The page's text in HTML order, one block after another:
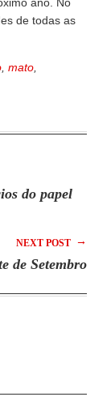
ano. No
de todas as
, mato,
do papel
NEXT POST →
de Setembro